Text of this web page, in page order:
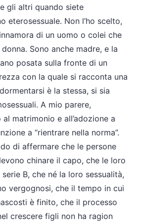
gli altri quando siete
eterosessuale. Non l’ho scelto,
di un uomo o colei che
Sono anche madre, e la
posata sulla fronte di un
con la quale si racconta una
è la stessa, si sia
A mio parere,
matrimonio e all’adozione a
a “rientrare nella norma”.
di affermare che le persone
chinare il capo, che le loro
B, che né la loro sessualità,
vergognosi, che il tempo in cui
è finito, che il processo
crescere figli non ha ragion